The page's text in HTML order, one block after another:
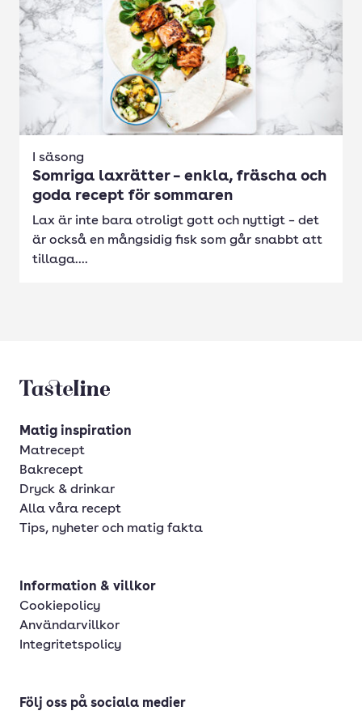
I säsong
Somriga laxrätter – enkla, fräscha och
goda recept för sommaren
Lax är inte bara otroligt gott och nyttigt – det
är också en mångsidig fisk som går snabbt att
tillaga....
Tasteline startsida
Matig inspiration
Matrecept
Bakrecept
Dryck & drinkar
Alla våra recept
Tips, nyheter och matig fakta
Information & villkor
Cookiepolicy
Användarvillkor
Integritetspolicy
Följ oss på sociala medier